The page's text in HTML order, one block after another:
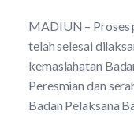
MADIUN – Proses
telah selesai
kemaslahatan
Peresmian dan
Badan Pelaksana